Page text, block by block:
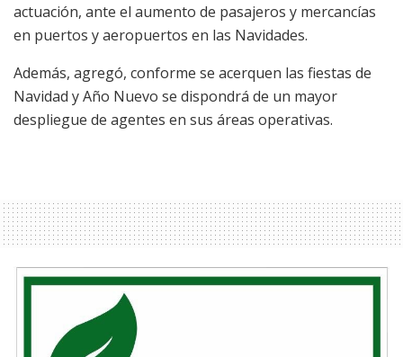
actuación, ante el aumento de pasajeros y mercancías
en puertos y aeropuertos en las Navidades.
Además, agregó, conforme se acerquen las fiestas de
Navidad y Año Nuevo se dispondrá de un mayor
despliegue de agentes en sus áreas operativas.